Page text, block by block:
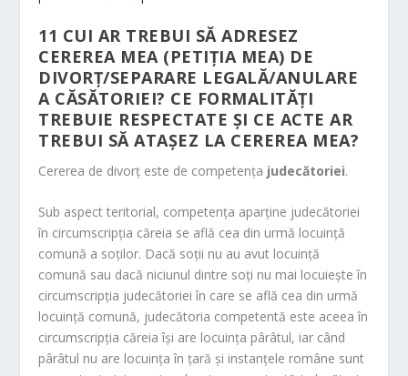
11 CUI AR TREBUI SĂ ADRESEZ
CEREREA MEA (PETIŢIA MEA) DE
DIVORŢ/SEPARARE LEGALĂ/ANULARE
A CĂSĂTORIEI? CE FORMALITĂŢI
TREBUIE RESPECTATE ŞI CE ACTE AR
TREBUI SĂ ATAŞEZ LA CEREREA MEA?
Cererea de divorţ este de competenţa judecătoriei.
Sub aspect teritorial, competenţa aparţine judecătoriei
în circumscripţia căreia se află cea din urmă locuinţă
comună a soţilor. Dacă soţii nu au avut locuinţă
comună sau dacă niciunul dintre soţi nu mai locuieşte în
circumscripţia judecătoriei în care se află cea din urmă
locuinţă comună, judecătoria competentă este aceea în
circumscripţia căreia îşi are locuinţa pârâtul, iar când
pârâtul nu are locuinţa în ţară şi instanţele române sunt